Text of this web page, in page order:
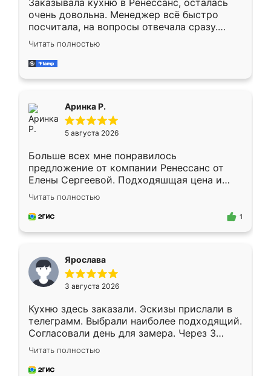
Заказывала кухню в Ренессанс, осталась
очень довольна. Менеджер всё быстро
посчитала, на вопросы отвечала сразу.
Замерщик приехал в субботу, подошёл к
делу со всей ответственностью. Собрали
за день, ребята работали аккуратно, даже
Читать полностью
Аринка Р.
5 августа 2026
Больше всех мне понравилось
предложение от компании Ренессанс от
Елены Сергеевой. Подходяшщая цена и
короткие сроки изготовления. Приехавший
для замера сотрудник Владислав
предложил по моему эскизу самый
Читать полностью
1
Ярослава
3 августа 2026
Кухню здесь заказали. Эскизы прислали в
телеграмм. Выбрали наиболее подходящий.
Согласовали день для замера. Через 3
недели кухня была уже готова. Остались
довольны работой. Спасибо Ренессанс
мебель за качественную работу!
Читать полностью